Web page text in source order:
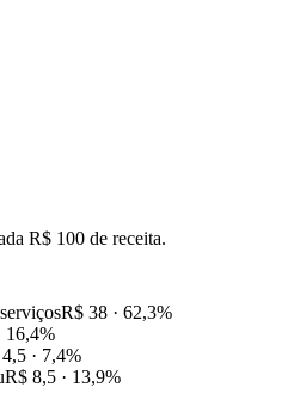
R$ 100 de receita.
R$ 38 · 62,3%
16,4%
· 7,4%
R$ 8,5 · 13,9%